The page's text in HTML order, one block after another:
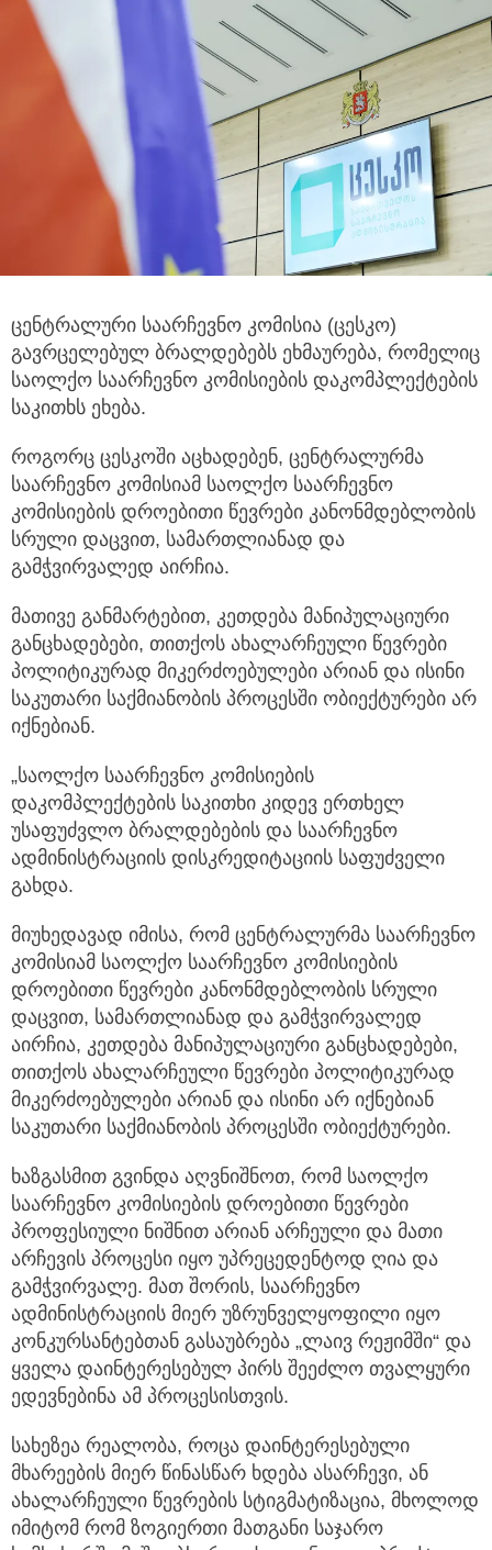
ცენტრალური საარჩევნო კომისია (ცესკო)
გავრცელებულ ბრალდებებს ეხმაურება, რომელიც
საოლქო საარჩევნო კომისიების დაკომპლექტების
საკითხს ეხება.
როგორც ცესკოში აცხადებენ, ცენტრალურმა
საარჩევნო კომისიამ საოლქო საარჩევნო
კომისიების დროებითი წევრები კანონმდებლობის
სრული დაცვით, სამართლიანად და
გამჭვირვალედ აირჩია.
მათივე განმარტებით, კეთდება მანიპულაციური
განცხადებები, თითქოს ახალარჩეული წევრები
პოლიტიკურად მიკერძოებულები არიან და ისინი
საკუთარი საქმიანობის პროცესში ობიექტურები არ
იქნებიან.
„საოლქო საარჩევნო კომისიების
დაკომპლექტების საკითხი კიდევ ერთხელ
უსაფუძვლო ბრალდებების და საარჩევნო
ადმინისტრაციის დისკრედიტაციის საფუძველი
გახდა.
მიუხედავად იმისა, რომ ცენტრალურმა საარჩევნო
კომისიამ საოლქო საარჩევნო კომისიების
დროებითი წევრები კანონმდებლობის სრული
დაცვით, სამართლიანად და გამჭვირვალედ
აირჩია, კეთდება მანიპულაციური განცხადებები,
თითქოს ახალარჩეული წევრები პოლიტიკურად
მიკერძოებულები არიან და ისინი არ იქნებიან
საკუთარი საქმიანობის პროცესში ობიექტურები.
ხაზგასმით გვინდა აღვნიშნოთ, რომ საოლქო
საარჩევნო კომისიების დროებითი წევრები
პროფესიული ნიშნით არიან არჩეული და მათი
არჩევის პროცესი იყო უპრეცედენტოდ ღია და
გამჭვირვალე. მათ შორის, საარჩევნო
ადმინისტრაციის მიერ უზრუნველყოფილი იყო
კონკურსანტებთან გასაუბრება „ლაივ რეჟიმში“ და
ყველა დაინტერესებულ პირს შეეძლო თვალყური
ედევნებინა ამ პროცესისთვის.
სახეზეა რეალობა, როცა დაინტერესებული
მხარეების მიერ წინასწარ ხდება ასარჩევი, ან
ახალარჩეული წევრების სტიგმატიზაცია, მხოლოდ
იმიტომ რომ ზოგიერთი მათგანი საჯარო